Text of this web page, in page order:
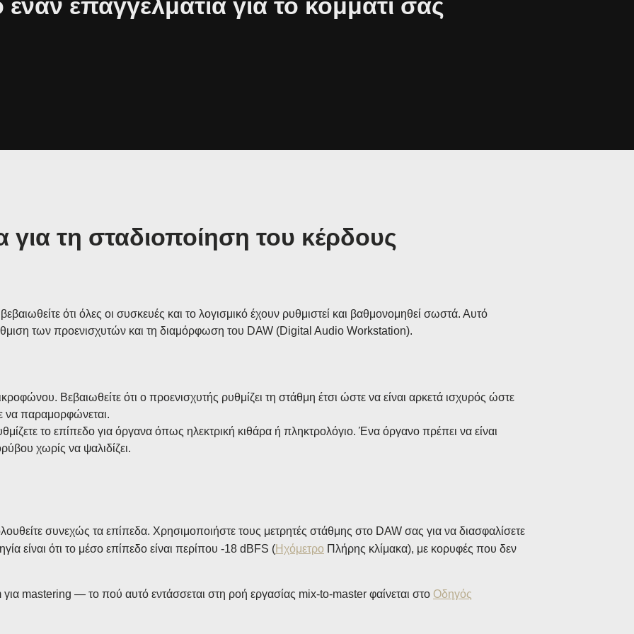
επαγγελματία για το κομμάτι σας
τη σταδιοποίηση του κέρδους
ότι όλες οι συσκευές και το λογισμικό έχουν ρυθμιστεί και βαθμονομηθεί σωστά. Αυτό
των προενισχυτών και τη διαμόρφωση του DAW (Digital Audio Workstation).
Βεβαιωθείτε ότι ο προενισχυτής ρυθμίζει τη στάθμη έτσι ώστε να είναι αρκετά ισχυρός ώστε
να παραμορφώνεται.
το επίπεδο για όργανα όπως ηλεκτρική κιθάρα ή πληκτρολόγιο. Ένα όργανο πρέπει να είναι
χωρίς να ψαλιδίζει.
συνεχώς τα επίπεδα. Χρησιμοποιήστε τους μετρητές στάθμης στο DAW σας για να διασφαλίσετε
είναι ότι το μέσο επίπεδο είναι περίπου -18 dBFS (Ηχόμετρο Πλήρης κλίμακα), με κορυφές που δεν
mastering — το πού αυτό εντάσσεται στη ροή εργασίας mix-to-master φαίνεται στο Οδηγός